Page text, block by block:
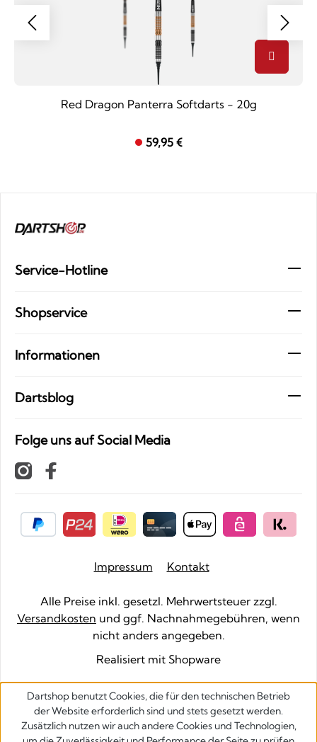
Red Dragon Panterra Softdarts - 20g
59,95 €
Service-Hotline
Shopservice
Informationen
Dartsblog
Folge uns auf Social Media
Impressum Kontakt
Alle Preise inkl. gesetzl. Mehrwertsteuer zzgl.
Versandkosten und ggf. Nachnahmegebühren, wenn
nicht anders angegeben.
Realisiert mit Shopware
Dartshop benutzt Cookies, die für den technischen Betrieb
der Website erforderlich sind und stets gesetzt werden.
Zusätzlich nutzen wir auch andere Cookies und Technologien,